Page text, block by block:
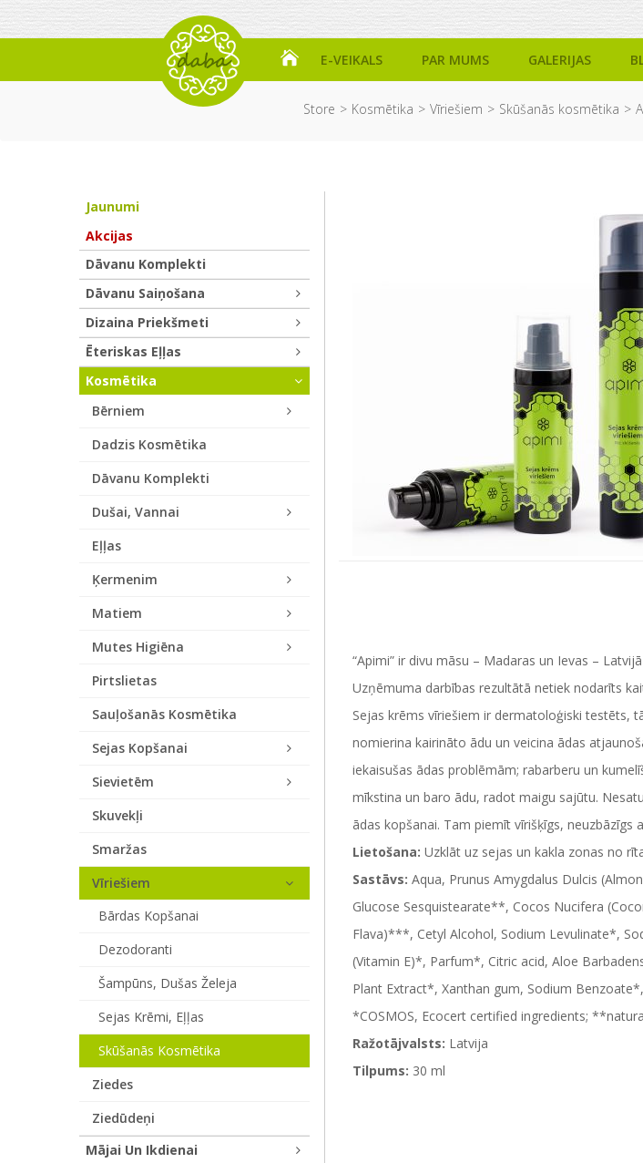
E-VEIKALS PAR MUMS GALERIJAS
Store Kosmētika Vīriešiem Skūšanās kosmētika
“Apimi” ir divu māsu – Madaras un Ievas –
Uzņēmuma darbības rezultātā netiek nodarīts
Sejas krēms vīriešiem ir dermatoloģiski testēts,
nomierina kairināto ādu un veicina ādas
iekaisušas ādas problēmām; rabarberu un
mīkstina un baro ādu, radot maigu sajūtu.
ādas kopšanai. Tam piemīt vīrišķīgs, neuzbāzīgs
Lietošana: Uzklāt uz sejas un kakla zonas no
Sastāvs: Aqua, Prunus Amygdalus Dulcis
Glucose Sesquistearate**, Cocos Nucifera
Flava)***, Cetyl Alcohol, Sodium Levulinate*,
(Vitamin E)*, Parfum*, Citric acid, Aloe
Plant Extract*, Xanthan gum, Sodium
*COSMOS, Ecocert certified ingredients;
Ražotājvalsts: Latvija
Tilpums: 30 ml
Jaunumi
Akcijas
Dāvanu Komplekti
Dāvanu Saiņošana
Dizaina Priekšmeti
Ēteriskas Eļļas
Kosmētika
Bērniem
Dadzis Kosmētika
Dāvanu Komplekti
Dušai, Vannai
Eļļas
Ķermenim
Matiem
Mutes Higiēna
Pirtslietas
Sauļošanās Kosmētika
Sejas Kopšanai
Sievietēm
Skuvekļi
Smaržas
Vīriešiem
Bārdas Kopšanai
Dezodoranti
Šampūns, Dušas Želeja
Sejas Krēmi, Eļļas
Skūšanās Kosmētika
Ziedes
Ziedūdeņi
Mājai Un Ikdienai